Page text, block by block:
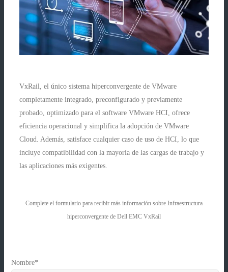
VxRail, el único sistema hiperconvergente de VMware
completamente integrado, preconfigurado y previamente
probado, optimizado para el software VMware HCI, ofrece
eficiencia operacional y simplifica la adopción de VMware
Cloud. Además, satisface cualquier caso de uso de HCI, lo que
incluye compatibilidad con la mayoría de las cargas de trabajo y
las aplicaciones más exigentes.
Complete el formulario para recibir más información sobre Infraestructura
hiperconvergente de Dell EMC VxRail
Nombre*